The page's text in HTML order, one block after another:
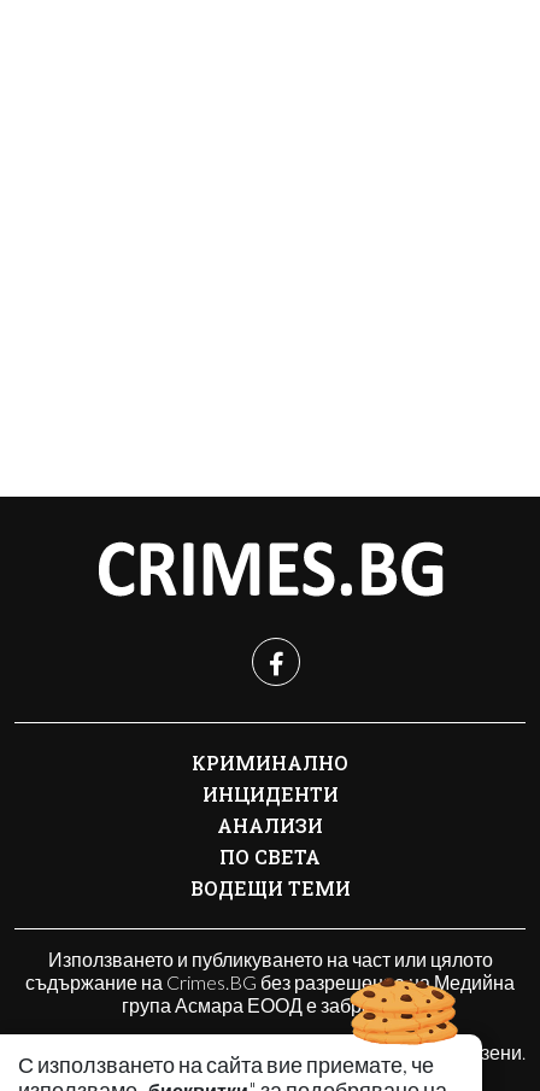
С използването на сайта вие приемате, че
КРИМИНАЛНО
ИНЦИДЕНТИ
АНАЛИЗИ
ПО СВЕТА
ВОДЕЩИ ТЕМИ
Използването и публикуването на част или цялото
съдържание на Crimes.BG без разрешение на Медийна
група Асмара ЕООД е забранено.
© 2010 - 2026 | Crimes.BG. Всички права запазени.